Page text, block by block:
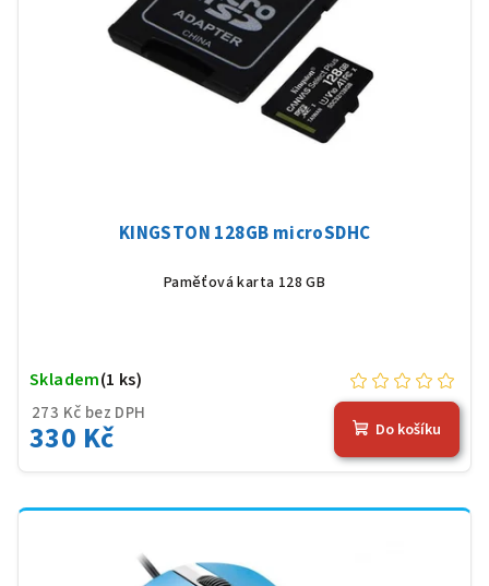
KINGSTON 128GB microSDHC
Paměťová karta 128 GB
273 Kč bez DPH
330 Kč
Skladem(1 ks)
Do košíku